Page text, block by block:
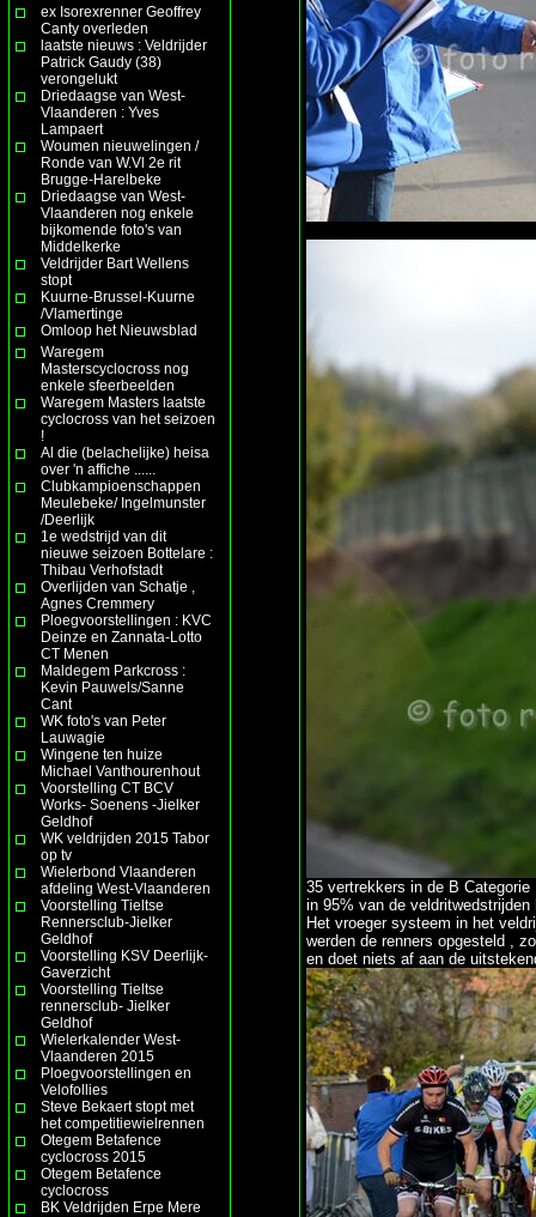
ex Isorexrenner Geoffrey
Canty overleden
laatste nieuws : Veldrijder
Patrick Gaudy (38)
verongelukt
Driedaagse van West-
Vlaanderen : Yves
Lampaert
Woumen nieuwelingen /
Ronde van W.Vl 2e rit
Brugge-Harelbeke
Driedaagse van West-
Vlaanderen nog enkele
bijkomende foto's van
Middelkerke
Veldrijder Bart Wellens
stopt
Kuurne-Brussel-Kuurne
/Vlamertinge
Omloop het Nieuwsblad
Waregem
Masterscyclocross nog
enkele sfeerbeelden
Waregem Masters laatste
cyclocross van het seizoen
!
Al die (belachelijke) heisa
over 'n affiche ......
Clubkampioenschappen
Meulebeke/ Ingelmunster
/Deerlijk
1e wedstrijd van dit
nieuwe seizoen Bottelare :
Thibau Verhofstadt
Overlijden van Schatje ,
Agnes Cremmery
Ploegvoorstellingen : KVC
Deinze en Zannata-Lotto
CT Menen
Maldegem Parkcross :
Kevin Pauwels/Sanne
Cant
WK foto's van Peter
Lauwagie
Wingene ten huize
Michael Vanthourenhout
Voorstelling CT BCV
Works- Soenens -Jielker
Geldhof
WK veldrijden 2015 Tabor
op tv
Wielerbond Vlaanderen
afdeling West-Vlaanderen
Voorstelling Tieltse
Rennersclub-Jielker
Geldhof
Voorstelling KSV Deerlijk-
Gaverzicht
Voorstelling Tieltse
rennersclub- Jielker
Geldhof
Wielerkalender West-
Vlaanderen 2015
Ploegvoorstellingen en
Velofollies
Steve Bekaert stopt met
het competitiewielrennen
Otegem Betafence
cyclocross 2015
Otegem Betafence
cyclocross
BK Veldrijden Erpe Mere
35 vertrekkers in de B
in 95% van de
Het vroeger systeem in het
werden de renners opgesteld ,
en doet niets af aan de